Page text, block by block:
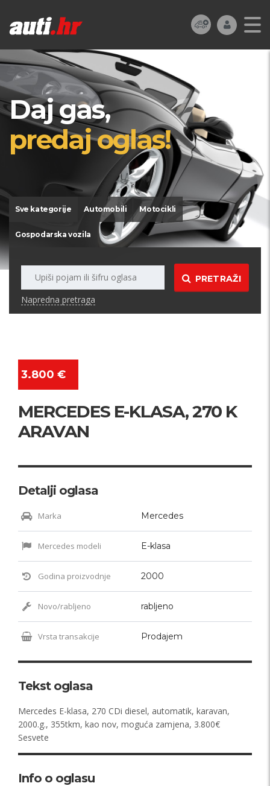
Daj gas,
predaj oglas!
Sve kategorije Automobili Motocikli
Gospodarska vozila
PRETRAŽI
Napredna pretraga
3.800 €
MERCEDES E-KLASA, 270 K
ARAVAN
Detalji oglasa
Marka Mercedes
Mercedes modeli E-klasa
Godina proizvodnje 2000
Novo/rabljeno rabljeno
Vrsta transakcije Prodajem
Tekst oglasa
Mercedes E-klasa, 270 CDi diesel, automatik, karavan,
2000.g., 355tkm, kao nov, moguća zamjena, 3.800€
Sesvete
Info o oglasu